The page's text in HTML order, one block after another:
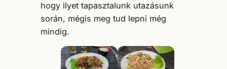
hogy ilyet tapasztalunk utazásunk
során, mégis meg tud lepni még
mindig.